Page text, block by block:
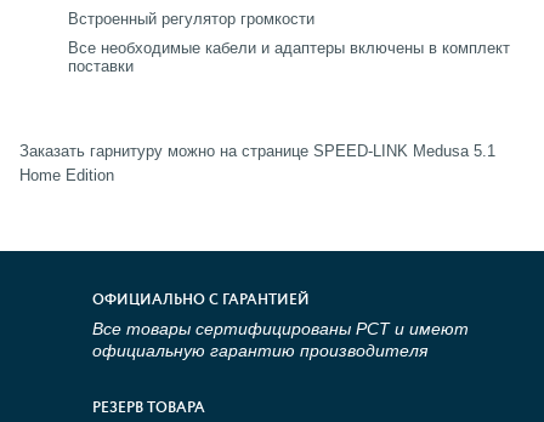
Встроенный регулятор громкости
Все необходимые кабели и адаптеры включены в комплект
поставки
Заказать гарнитуру можно на странице SPEED-LINK Medusa 5.1
Home Edition
ОФИЦИАЛЬНО С ГАРАНТИЕЙ
Все товары сертифицированы РСТ и имеют
официальную гарантию производителя
РЕЗЕРВ ТОВАРА